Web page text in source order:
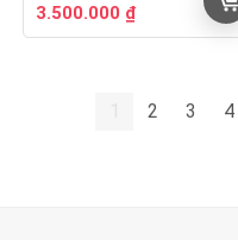
Giá
gốc
3.500.000 ₫Giá
hiện
3.500.000 ₫.
2 3 4